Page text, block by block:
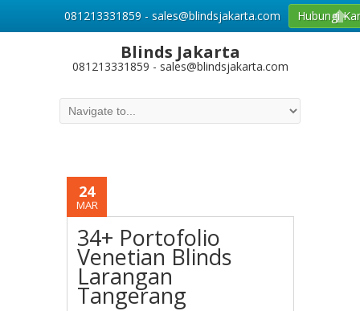
Blinds Jakarta
081213331859 - sales@blindsjakarta.com
24
MAR
34+ Portofolio
Venetian Blinds
Larangan
Tangerang
081213331859 - sales@blindsjakarta.com Hubungi